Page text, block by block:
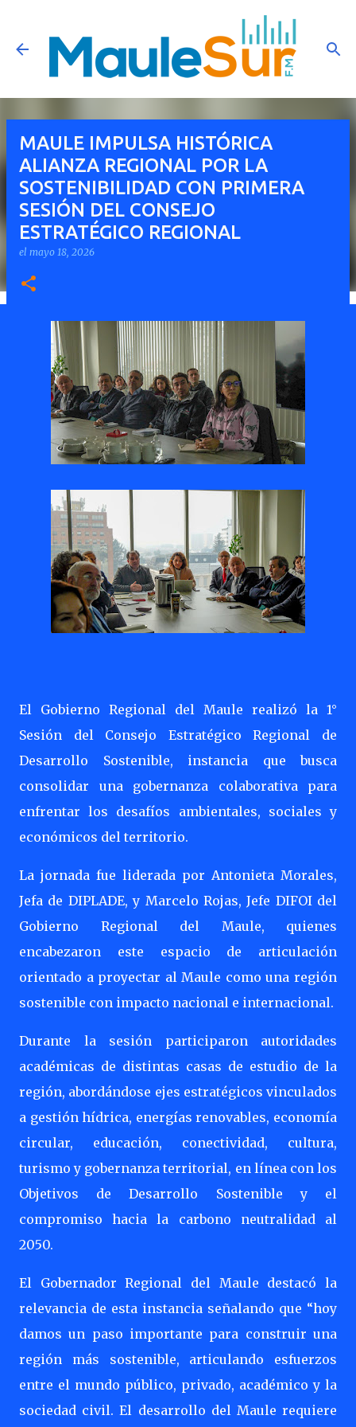
Ir al contenido principal
MAULE IMPULSA HISTÓRICA
ALIANZA REGIONAL POR LA
SOSTENIBILIDAD CON PRIMERA
SESIÓN DEL CONSEJO
ESTRATÉGICO REGIONAL
el mayo 18, 2026
El Gobierno Regional del Maule realizó la 1°
Sesión del Consejo Estratégico Regional de
Desarrollo Sostenible, instancia que busca
consolidar una gobernanza colaborativa para
enfrentar los desafíos ambientales, sociales y
económicos del territorio.
La jornada fue liderada por Antonieta Morales,
Jefa de DIPLADE, y Marcelo Rojas, Jefe DIFOI del
Gobierno Regional del Maule, quienes
encabezaron este espacio de articulación
orientado a proyectar al Maule como una región
sostenible con impacto nacional e internacional.
Durante la sesión participaron autoridades
académicas de distintas casas de estudio de la
región, abordándose ejes estratégicos vinculados
a gestión hídrica, energías renovables, economía
circular, educación, conectividad, cultura,
turismo y gobernanza territorial, en línea con los
Objetivos de Desarrollo Sostenible y el
compromiso hacia la carbono neutralidad al
2050.
El Gobernador Regional del Maule destacó la
relevancia de esta instancia señalando que “hoy
damos un paso importante para construir una
región más sostenible, articulando esfuerzos
entre el mundo público, privado, académico y la
sociedad civil. El desarrollo del Maule requiere